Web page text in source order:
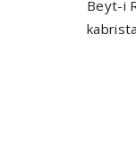
Beyt-i